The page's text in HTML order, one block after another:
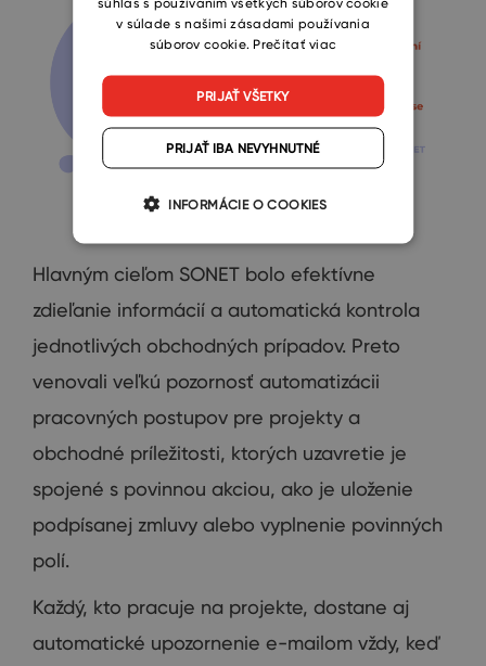
Hlavným cieľom SONET bolo efektívne
zdieľanie informácií a automatická kontrola
jednotlivých obchodných prípadov. Preto
venovali veľkú pozornosť automatizácii
pracovných postupov pre projekty a
obchodné príležitosti, ktorých uzavretie je
spojené s povinnou akciou, ako je uloženie
podpísanej zmluvy alebo vyplnenie povinných
polí.
Každý, kto pracuje na projekte, dostane aj
automatické upozornenie e-mailom vždy, keď
v súlade s našimi zásadami používania
súborov cookie. Prečítať viac
PRIJAŤ VŠETKY
PRIJAŤ IBA NEVYHNUTNÉ
INFORMÁCIE O COOKIES